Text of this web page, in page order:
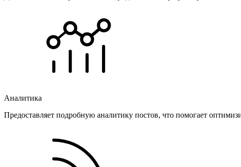
Аналитика
Предоставляет подробную аналитику постов, что помогает